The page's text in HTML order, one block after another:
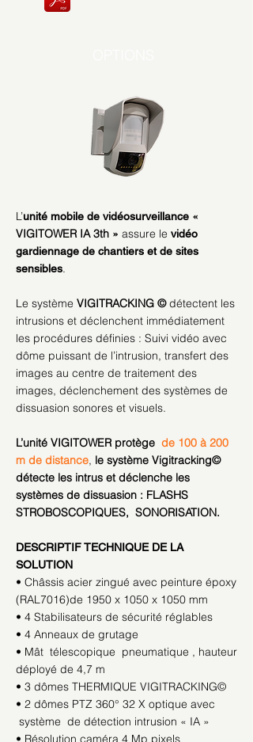
L’unité mobile de vidéosurveillance «
VIGITOWER IA 3th » assure le vidéo
gardiennage de chantiers et de sites
sensibles.
Le système VIGITRACKING ©détectent les
intrusions et déclenchent immédiatement
les procédures définies : Suivi vidéo avec
dôme puissant de l’intrusion, transfert des
images au centre de traitement des
images, déclenchement des systèmes de
dissuasion sonores et visuels.
L’unité VIGITOWER protège de 100 à 200
m de distance, le système Vigitracking©
détecte les intrus et déclenche les
systèmes de dissuasion : FLASHS
STROBOSCOPIQUES, SONORISATION.
DESCRIPTIF TECHNIQUE DE LA
SOLUTION
• Châssis acier zingué avec peinture époxy
(RAL7016)de 1950 x 1050 x 1050 mm
• 4 Stabilisateurs de sécurité réglables
• 4 Anneaux de grutage
• Mât télescopique pneumatique , hauteur
déployé de 4,7 m
• 3 dômes THERMIQUE VIGITRACKING©
• 2 dômes PTZ 360° 32 X optique avec
système de détection intrusion « IA »
• Résolution caméra 4 Mp pixels